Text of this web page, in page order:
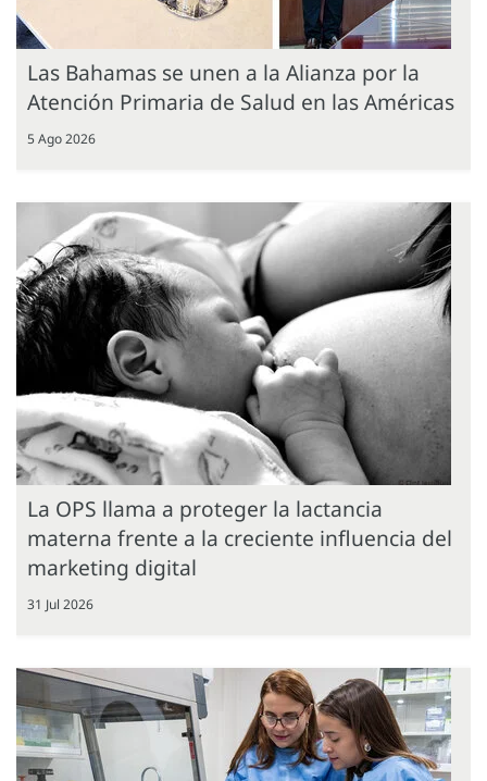
Las Bahamas se unen a la Alianza por la
Atención Primaria de Salud en las Américas
5 Ago 2026
La OPS llama a proteger la lactancia
materna frente a la creciente influencia del
marketing digital
31 Jul 2026